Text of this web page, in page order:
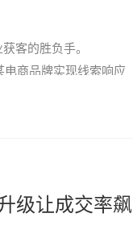
客的胜负手。
商品牌实现线索响应
级让成交率飙